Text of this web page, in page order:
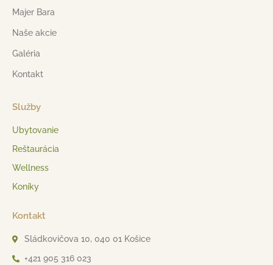
Majer Bara
Naše akcie
Galéria
Kontakt
Služby
Ubytovanie
Reštaurácia
Wellness
Koníky
Kontakt
Sládkovičova 10, 040 01 Košice
+421 905 316 023